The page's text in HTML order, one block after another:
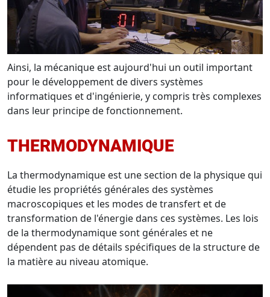
Ainsi, la mécanique est aujourd'hui un outil important
pour le développement de divers systèmes
informatiques et d'ingénierie, y compris très complexes
dans leur principe de fonctionnement.
THERMODYNAMIQUE
La thermodynamique est une section de la physique qui
étudie les propriétés générales des systèmes
macroscopiques et les modes de transfert et de
transformation de l'énergie dans ces systèmes. Les lois
de la thermodynamique sont générales et ne
dépendent pas de détails spécifiques de la structure de
la matière au niveau atomique.